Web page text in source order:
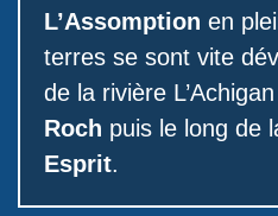
L’Assomption en
terres se sont vite
de la rivière
Roch puis le long de
Esprit.